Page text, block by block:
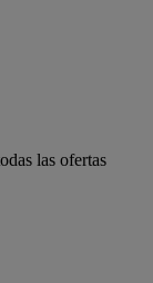
las ofertas